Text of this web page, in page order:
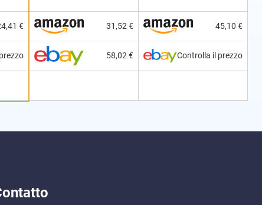
€ 31,52 €
58,02 €
45,10 €
Controlla il prezzo